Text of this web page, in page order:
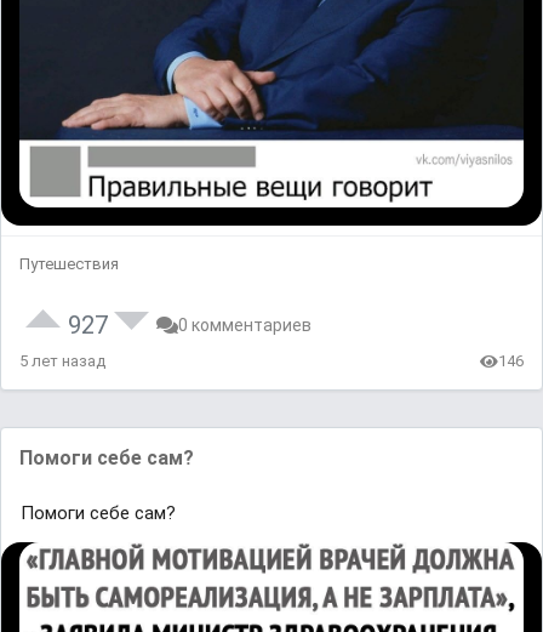
Путешествия
927 0 комментариев
5 лет назад 146
Помоги себе сам?
Помоги себе сам?